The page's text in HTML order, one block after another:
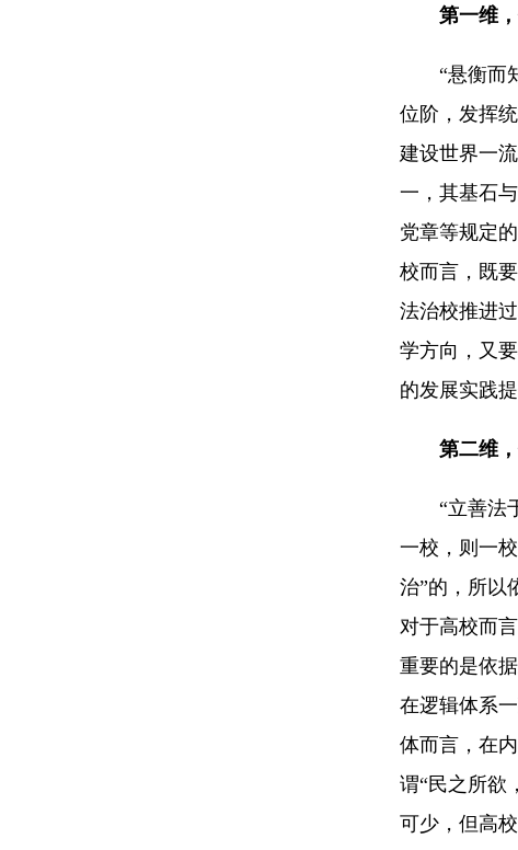
第一维
“悬衡而知
位阶，发挥
建设世界一
一，其基石
党章等规定
校而言，既
法治校推进
学方向，又
的发展实践
第二维
“立善法于
一校，则一
治”的，所以
对于高校而
重要的是依
在逻辑体系
体而言，在
谓“民之所欲
可少，但高